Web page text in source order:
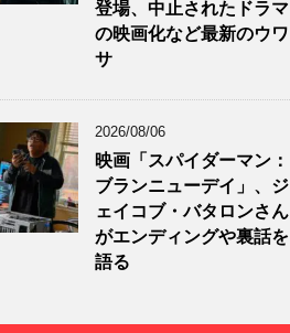
登場、中止されたドラマ
の映画化など最新のウワ
サ
2026/08/06
映画「スパイダーマン：
ブランニューデイ」、ジ
ェイコブ・バタロンさん
がエンディングや裏話を
語る